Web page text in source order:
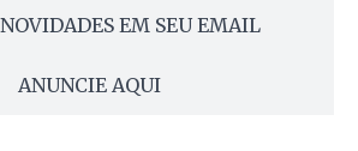
EM SEU EMAIL
ANUNCIE AQUI